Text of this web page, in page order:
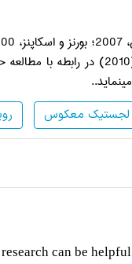
و تجاری می­پردازد (آرنز و چپمن، 2007).
لجستیک معکوس
can be